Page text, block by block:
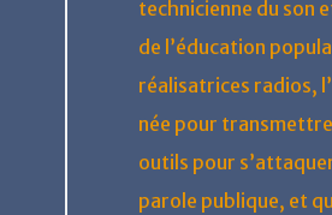
technicienne du son
de l’éducation
réalisatrices radios,
née pour
outils pour
parole publique, et